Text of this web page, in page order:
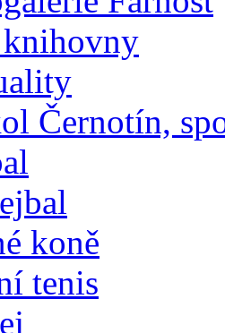
Černotín,
koně
tenis